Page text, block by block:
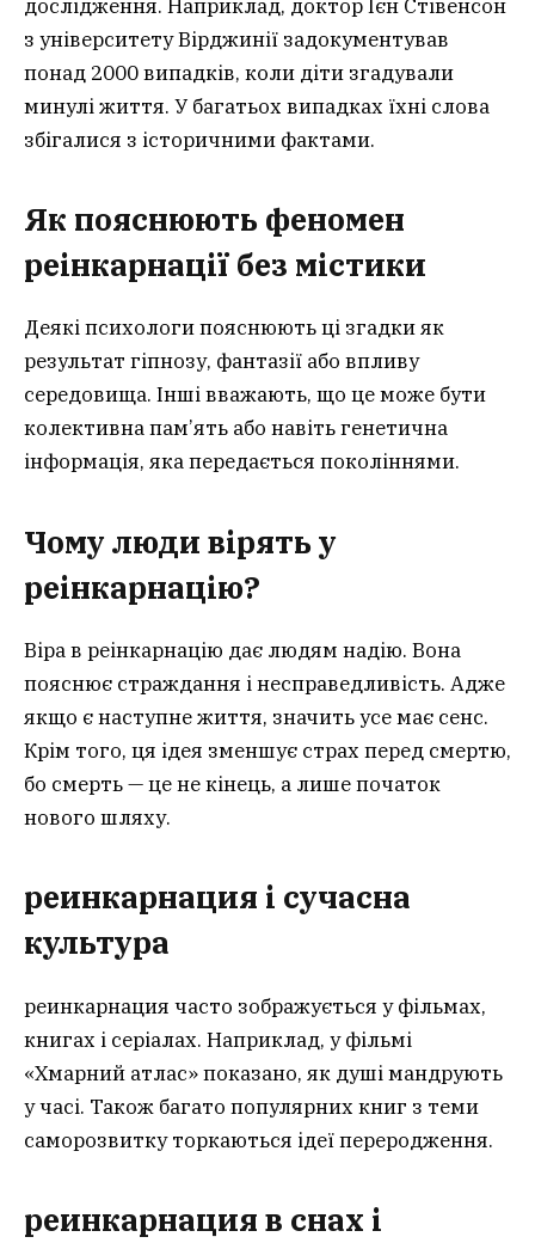
дослідження. Наприклад, доктор Ієн Стівенсон
з університету Вірджинії задокументував
понад 2000 випадків, коли діти згадували
минулі життя. У багатьох випадках їхні слова
збігалися з історичними фактами.
Як пояснюють феномен
реінкарнації без містики
Деякі психологи пояснюють ці згадки як
результат гіпнозу, фантазії або впливу
середовища. Інші вважають, що це може бути
колективна пам’ять або навіть генетична
інформація, яка передається поколіннями.
Чому люди вірять у
реінкарнацію?
Віра в реінкарнацію дає людям надію. Вона
пояснює страждання і несправедливість. Адже
якщо є наступне життя, значить усе має сенс.
Крім того, ця ідея зменшує страх перед смертю,
бо смерть — це не кінець, а лише початок
нового шляху.
реинкарнация і сучасна
культура
реинкарнация часто зображується у фільмах,
книгах і серіалах. Наприклад, у фільмі
«Хмарний атлас» показано, як душі мандрують
у часі. Також багато популярних книг з теми
саморозвитку торкаються ідеї переродження.
реинкарнация в снах і